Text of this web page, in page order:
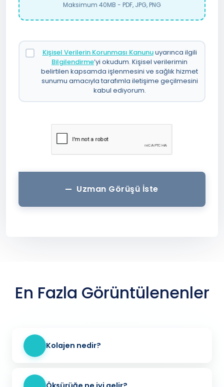
Maksimum 40MB - PDF, JPG, PNG
Kişisel Verilerin Korunması Kanunuuyarınca ilgili
Bilgilendirme’yi okudum. Kişisel verilerimin
belirtilen kapsamda işlenmesini ve sağlık hizmet
sunumu amacıyla tarafımla iletişime geçilmesini
kabul ediyorum.
Uzman Görüşü İste
En Fazla Görüntülenenler
Kolajen nedir?